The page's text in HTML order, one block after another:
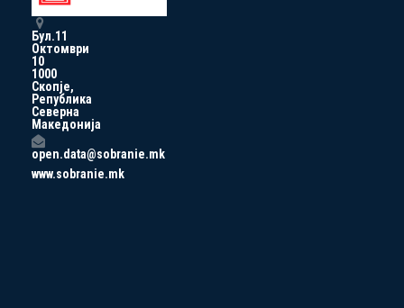
Бул.11
Октомври
10
1000
Скопје,
Република
Северна
Македонија
open.data@sobranie.mk
www.sobranie.mk